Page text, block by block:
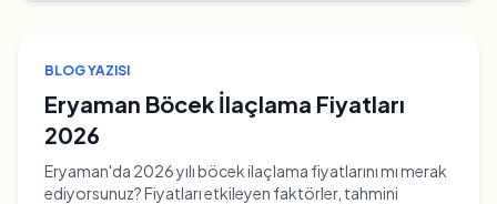
BLOG YAZISI
Eryaman Böcek İlaçlama Fiyatları
2026
Eryaman'da 2026 yılı böcek ilaçlama fiyatlarını mı merak
ediyorsunuz? Fiyatları etkileyen faktörler, tahmini